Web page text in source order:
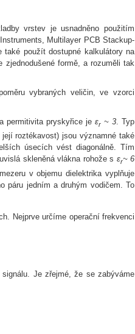
vrstev je usnadněno použitím
Multilayer PCB Stackup-
také použít dostupné kalkulátory na
formě, a rozuměli tak
vybraných veličin, ve vzorci
a permitivita pryskyřice je εr~ 3. Typ
roztékavost) jsou významné také
úsecích vést diagonálně. Tím
skleněná vlákna rohože s εr~ 6
v objemu dielektrika vyplňuje
páru jedním a druhým vodičem. To
Nejprve určíme operační frekvenci
Je zřejmé, že se zabýváme